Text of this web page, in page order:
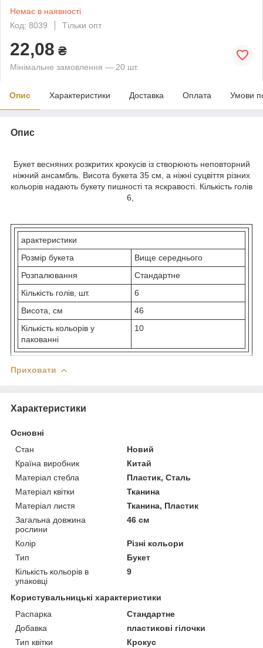
Немає в наявності
Код: 8039
Тільки опт
22,08 ₴
Мінімальне замовлення — 20 шт.
Опис Характеристики Доставка Оплата Умови
Опис
Букет весняних розкритих крокусів із створюють неповторний
ніжний ансамбль. Висота букета 35 см, а ніжні суцвіття різних
кольорів надають букету пишності та яскравості. Кількість голів
6,
арактеристики
Розмір букета
Вище середнього
Розпалювання
Стандартне
Кількість голів, шт.
6
Висота, см
46
Кількість кольорів у
пакованні
10
Приховати
Характеристики
Основні
Стан
Новий
Країна виробник
Китай
Матеріал стебла
Пластик, Сталь
Матеріал квітки
Тканина
Матеріал листя
Тканина, Пластик
Загальна довжина
рослини
46 см
Колір
Різні кольори
Тип
Букет
Кількість кольорів в
упаковці
9
Користувальницькі характеристики
Распарка
Стандартне
Добавка
пластикові гілочки
Тип квітки
Крокус